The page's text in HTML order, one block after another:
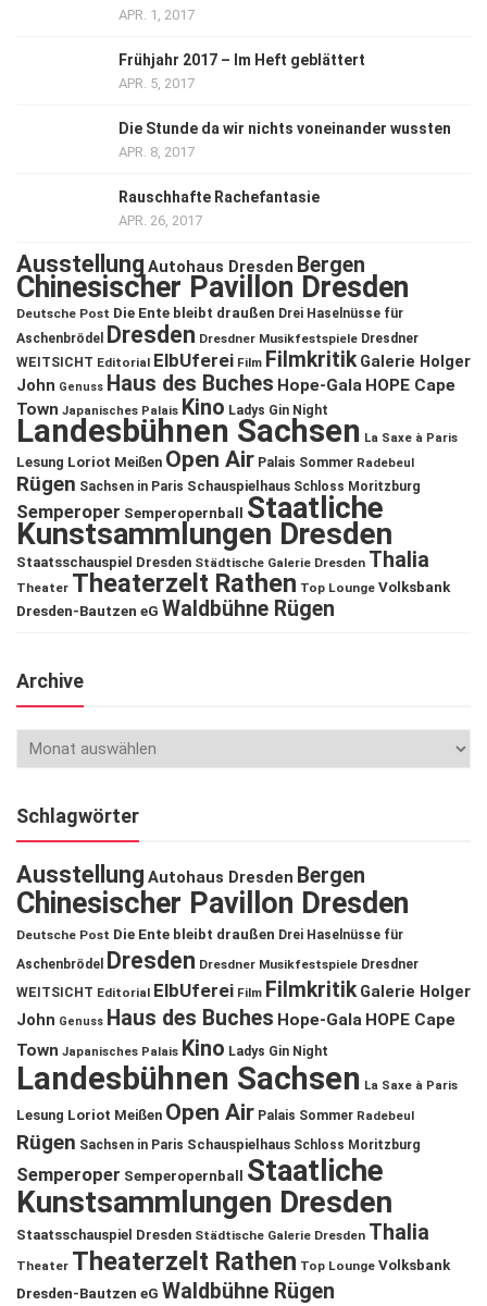
APR. 1, 2017
Frühjahr 2017 – Im Heft geblättert
APR. 5, 2017
Die Stunde da wir nichts voneinander wussten
APR. 8, 2017
Rauschhafte Rachefantasie
APR. 26, 2017
Ausstellung Autohaus Dresden Bergen
Chinesischer Pavillon Dresden
Deutsche Post Die Ente bleibt draußen Drei Haselnüsse für
Aschenbrödel
Dresden Dresdner Musikfestspiele Dresdner
WEITSICHT Editorial ElbUferei Film Filmkritik Galerie Holger
John Genuss Haus des Buches Hope-Gala HOPE Cape
Town Japanisches Palais Kino Ladys Gin Night
Landesbühnen Sachsen La Saxe à Paris
Lesung Loriot Meißen Open Air Palais Sommer Radebeul
Rügen Sachsen in Paris Schauspielhaus Schloss Moritzburg
Semperoper Semperopernball Staatliche
Kunstsammlungen Dresden
Staatsschauspiel Dresden Städtische Galerie Dresden Thalia
Theater Theaterzelt Rathen Top Lounge Volksbank
Dresden-Bautzen eG Waldbühne Rügen
Archive
Schlagwörter
Ausstellung Autohaus Dresden Bergen
Chinesischer Pavillon Dresden
Deutsche Post Die Ente bleibt draußen Drei Haselnüsse für
Aschenbrödel
Dresden Dresdner Musikfestspiele Dresdner
WEITSICHT Editorial ElbUferei Film Filmkritik Galerie Holger
John Genuss Haus des Buches Hope-Gala HOPE Cape
Town Japanisches Palais Kino Ladys Gin Night
Landesbühnen Sachsen La Saxe à Paris
Lesung Loriot Meißen Open Air Palais Sommer Radebeul
Rügen Sachsen in Paris Schauspielhaus Schloss Moritzburg
Semperoper Semperopernball
Staatliche
Kunstsammlungen Dresden
Staatsschauspiel Dresden Städtische Galerie Dresden Thalia
Theater Theaterzelt Rathen Top Lounge Volksbank
Dresden-Bautzen eG Waldbühne Rügen